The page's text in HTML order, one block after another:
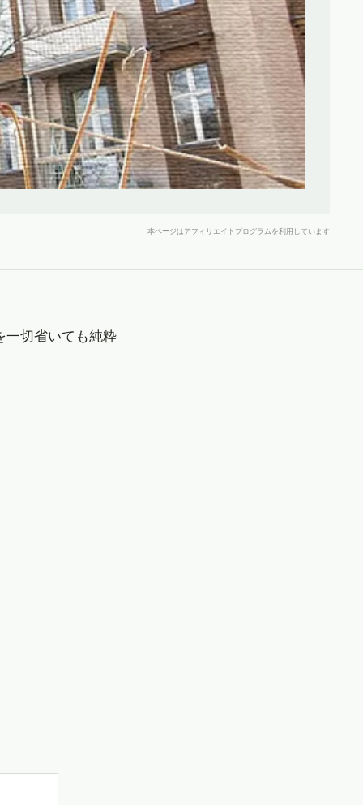
本ページはアフィリエイトプログラムを利用しています
一切省いても純粋